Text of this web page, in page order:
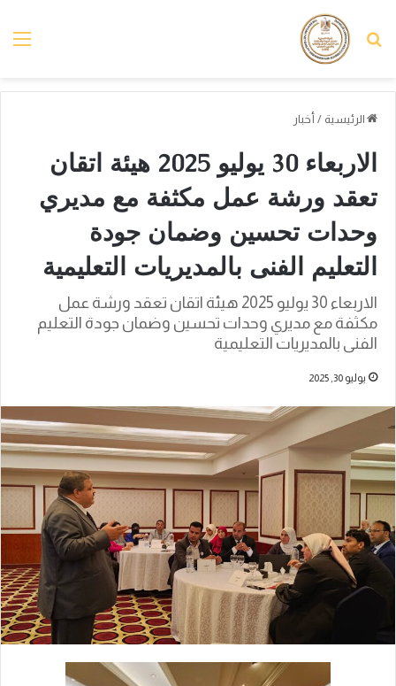
بحث عن
الرئيسية / أخبار
الاربعاء 30 يوليو 2025 هيئة اتقان
تعقد ورشة عمل مكثفة مع مديري
وحدات تحسين وضمان جودة
التعليم الفنى بالمديريات التعليمية
الاربعاء 30 يوليو 2025 هيئة اتقان تعقد ورشة عمل
مكثفة مع مديري وحدات تحسين وضمان جودة التعليم
الفنى بالمديريات التعليمية
يوليو 30, 2025